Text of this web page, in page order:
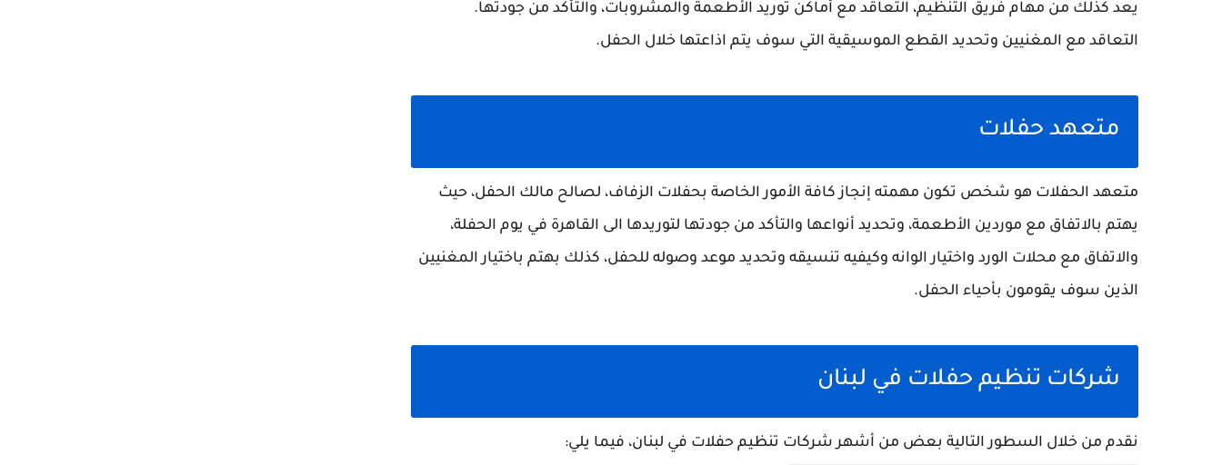
يعد كذلك من مهام فريق التنظيم، التعاقد مع أماكن توريد الأطعمة والمشروبات، والتأكد من جودتها.
التعاقد مع المغنيين وتحديد القطع الموسيقية التي سوف يتم اذاعتها خلال الحفل.
متعهد حفلات
متعهد الحفلات هو شخص تكون مهمته إنجاز كافة الأمور الخاصة بحفلات الزفاف، لصالح مالك الحفل، حيث
يهتم بالاتفاق مع موردين الأطعمة، وتحديد أنواعها والتأكد من جودتها لتوريدها الى القاهرة في يوم الحفلة،
والاتفاق مع محلات الورد واختيار الوانه وكيفيه تنسيقه وتحديد موعد وصوله للحفل، كذلك بهتم باختيار المغنيين
الذين سوف يقومون بأحياء الحفل.
شركات تنظيم حفلات في لبنان
نقدم من خلال السطور التالية بعض من أشهر شركات تنظيم حفلات في لبنان، فيما يلي: